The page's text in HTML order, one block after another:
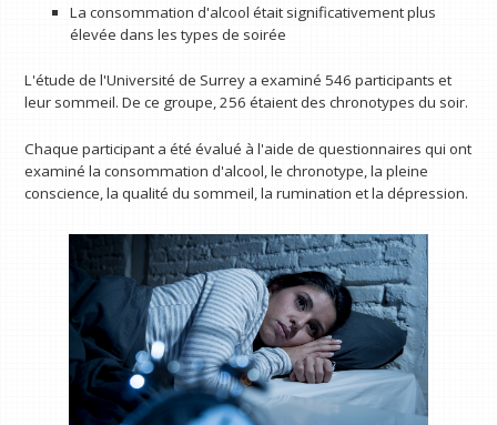
La consommation d'alcool était significativement plus
élevée dans les types de soirée
L'étude de l'Université de Surrey a examiné 546 participants et
leur sommeil. De ce groupe, 256 étaient des chronotypes du soir.
Chaque participant a été évalué à l'aide de questionnaires qui ont
examiné la consommation d'alcool, le chronotype, la pleine
conscience, la qualité du sommeil, la rumination et la dépression.